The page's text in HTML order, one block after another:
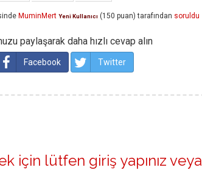
MuminMert Yeni Kullanıcı (150 puan) tarafından soruldu
paylaşarak daha hızlı cevap alın
Facebook Twitter
için lütfen giriş yapınız veya